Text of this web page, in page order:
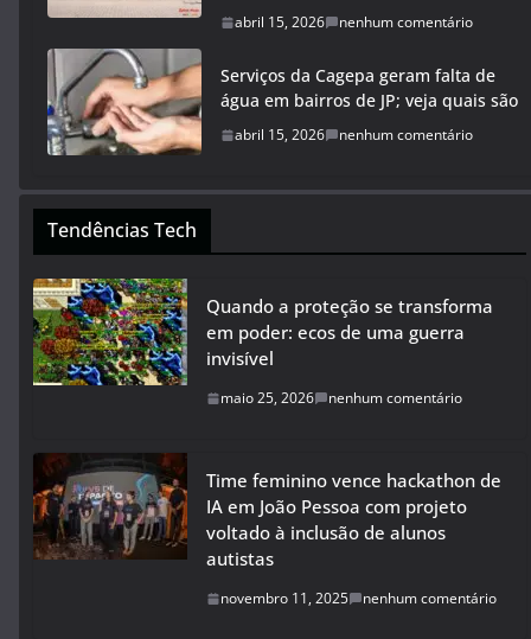
abril 15, 2026 nenhum comentário
Serviços da Cagepa geram falta de
água em bairros de JP; veja quais são
abril 15, 2026 nenhum comentário
Tendências Tech
Quando a proteção se transforma
em poder: ecos de uma guerra
invisível
maio 25, 2026 nenhum comentário
Time feminino vence hackathon de
IA em João Pessoa com projeto
voltado à inclusão de alunos
autistas
novembro 11, 2025 nenhum comentário